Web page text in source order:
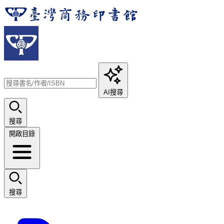
AI搜尋
搜尋
開啟目錄
搜尋